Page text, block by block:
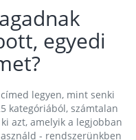
egyedi
legyen, mint senki
kategóriából, számtalan
azt, amelyik a legjobban
- rendszerünkben